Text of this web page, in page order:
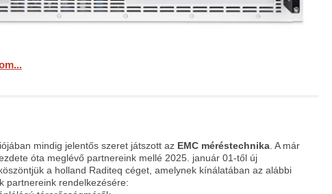
mindig jelentős szeret játszott az EMC méréstechnika . A már
óta meglévő partnereink mellé 2025. január 01-től új
a holland Raditeq céget, amelynek kínálatában az alábbi
partnereink rendelkezésére: